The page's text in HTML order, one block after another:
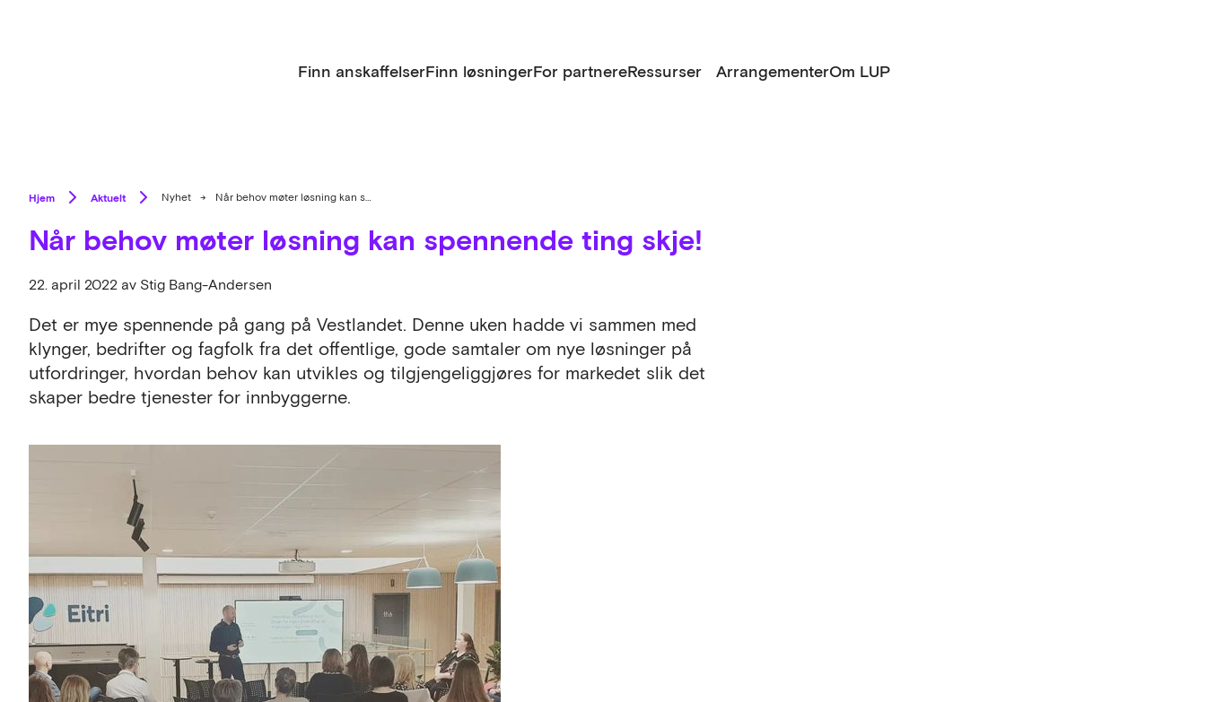
Finn anskaffelserFinn løsningerFor partnereRessurser ArrangementerOm LUP
Hjem Aktuelt Nyhet → Når behov møter løsning kan spennende ting skje!
Når behov møter løsning kan spennende ting skje!
22. april 2022 av Stig Bang-Andersen
Det er mye spennende på gang på Vestlandet. Denne uken hadde vi sammen med
klynger, bedrifter og fagfolk fra det offentlige, gode samtaler om nye løsninger på
utfordringer, hvordan behov kan utvikles og tilgjengeliggjøres for markedet slik det
skaper bedre tjenester for innbyggerne.